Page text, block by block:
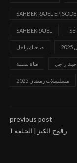
SAHBEK RAJEL EPISODE
SAHBEKRAJEL
صاحبك راجل
قناة نسمة راجل
مسلسلات رمضان 2025
previous post
رڨوج الكنز | الحلقة 1